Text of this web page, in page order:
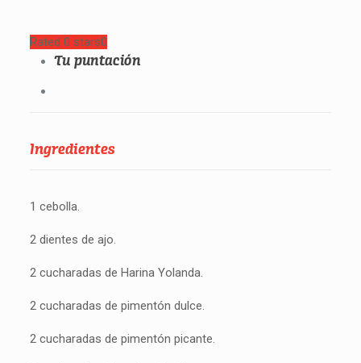
Rated 0 stars0
Tu puntación
Ingredientes
1 cebolla.
2 dientes de ajo.
2 cucharadas de Harina Yolanda.
2 cucharadas de pimentón dulce.
2 cucharadas de pimentón picante.